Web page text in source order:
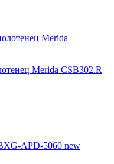
Merida CSB302.R